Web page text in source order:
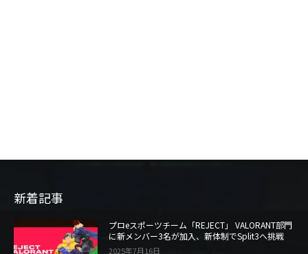
新着記事
プロeスポーツチーム「REJECT」 VALORANT部門
に新メンバー3名が加入、新体制でSplit3へ挑戦
2025年7月16日